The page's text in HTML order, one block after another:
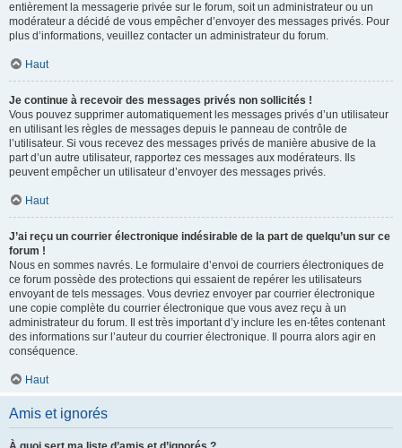
entièrement la messagerie privée sur le forum, soit un administrateur ou un
modérateur a décidé de vous empêcher d’envoyer des messages privés. Pour
plus d’informations, veuillez contacter un administrateur du forum.
Haut
Je continue à recevoir des messages privés non sollicités !
Vous pouvez supprimer automatiquement les messages privés d’un utilisateur
en utilisant les règles de messages depuis le panneau de contrôle de
l’utilisateur. Si vous recevez des messages privés de manière abusive de la
part d’un autre utilisateur, rapportez ces messages aux modérateurs. Ils
peuvent empêcher un utilisateur d’envoyer des messages privés.
Haut
J’ai reçu un courrier électronique indésirable de la part de quelqu’un sur ce
forum !
Nous en sommes navrés. Le formulaire d’envoi de courriers électroniques de
ce forum possède des protections qui essaient de repérer les utilisateurs
envoyant de tels messages. Vous devriez envoyer par courrier électronique
une copie complète du courrier électronique que vous avez reçu à un
administrateur du forum. Il est très important d’y inclure les en-têtes contenant
des informations sur l’auteur du courrier électronique. Il pourra alors agir en
conséquence.
Haut
Amis et ignorés